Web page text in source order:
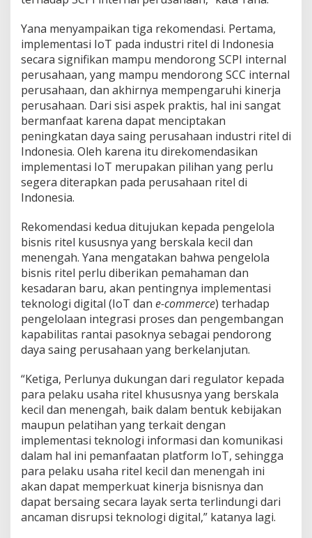
Yana menyampaikan tiga rekomendasi. Pertama,
implementasi IoT pada industri ritel di Indonesia
secara signifikan mampu mendorong SCPI internal
perusahaan, yang mampu mendorong SCC internal
perusahaan, dan akhirnya mempengaruhi kinerja
perusahaan. Dari sisi aspek praktis, hal ini sangat
bermanfaat karena dapat menciptakan
peningkatan daya saing perusahaan industri ritel di
Indonesia. Oleh karena itu direkomendasikan
implementasi IoT merupakan pilihan yang perlu
segera diterapkan pada perusahaan ritel di
Indonesia.
Rekomendasi kedua ditujukan kepada pengelola
bisnis ritel kususnya yang berskala kecil dan
menengah. Yana mengatakan bahwa pengelola
bisnis ritel perlu diberikan pemahaman dan
kesadaran baru, akan pentingnya implementasi
teknologi digital (IoT dan e-commerce) terhadap
pengelolaan integrasi proses dan pengembangan
kapabilitas rantai pasoknya sebagai pendorong
daya saing perusahaan yang berkelanjutan.
“Ketiga, Perlunya dukungan dari regulator kepada
para pelaku usaha ritel khususnya yang berskala
kecil dan menengah, baik dalam bentuk kebijakan
maupun pelatihan yang terkait dengan
implementasi teknologi informasi dan komunikasi
dalam hal ini pemanfaatan platform IoT, sehingga
para pelaku usaha ritel kecil dan menengah ini
akan dapat memperkuat kinerja bisnisnya dan
dapat bersaing secara layak serta terlindungi dari
ancaman disrupsi teknologi digital,” katanya lagi.